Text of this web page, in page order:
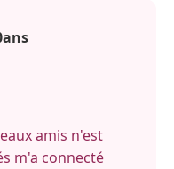
amis n'est
m'a connecté